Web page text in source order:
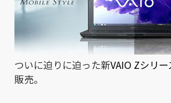
ついに迫りに迫った新VAIO Zシリー
販売。